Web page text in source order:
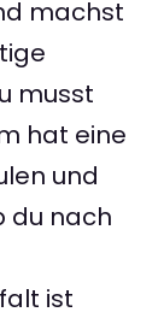
machst
musst
hat eine
und
du nach
ist